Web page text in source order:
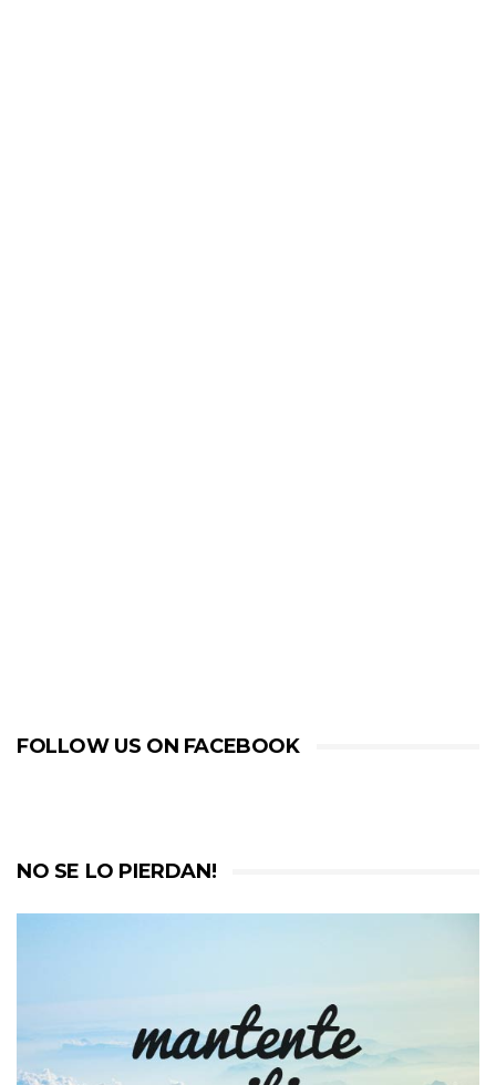
FOLLOW US ON FACEBOOK
NO SE LO PIERDAN!